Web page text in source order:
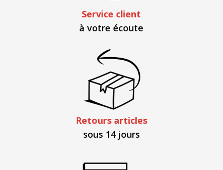
Service client
à votre écoute
Retours articles
sous 14 jours